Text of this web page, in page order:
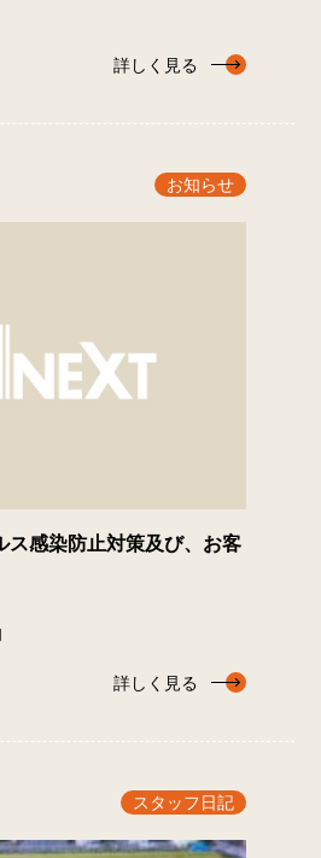
詳しく見る
お知らせ
ス感染防⽌対策及び、お客
詳しく見る
スタッフ日記